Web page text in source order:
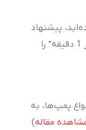
پیشنهاد
می‌کنیم مقاله‌ی “آشنایی با پمپ هیدرولیک در 1 دقیقه” را
پمپ‌ها، به
مقاله)